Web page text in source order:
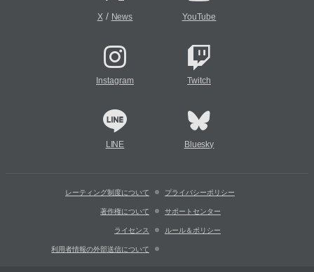
X/ News YouTube
Instagram Twitch
LINE Bluesky
レーティング制度について プライバシーポリシー
著作権について サポートセンター
ライセンス ルール＆ポリシー
利用者情報の外部送信について